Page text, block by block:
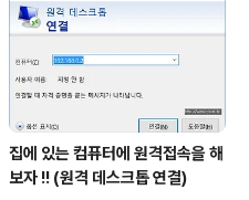
집에 있는 컴퓨터에 원격접속을 해
보자 !! (원격 데스크톱 연결)